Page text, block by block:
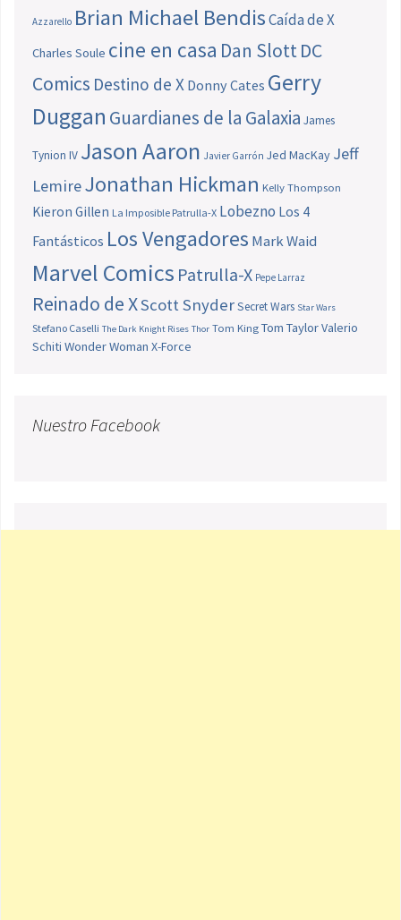
Azzarello Brian Michael BendisCaída de X
Charles Soule cine en casa Dan SlottDC
Comics Destino de X Donny Cates Gerry
Duggan Guardianes de la Galaxia James
Tynion IV Jason Aaron Javier Garrón Jed MacKay Jeff
LemireJonathan Hickman Kelly Thompson
Kieron Gillen La Imposible Patrulla-X Lobezno Los 4
Fantásticos Los Vengadores Mark Waid
Marvel Comics Patrulla-X Pepe Larraz
Reinado de XScott SnyderSecret Wars Star Wars
Stefano Caselli The Dark Knight Rises Thor Tom King Tom TaylorValerio
Schiti Wonder Woman X-Force
Nuestro Facebook